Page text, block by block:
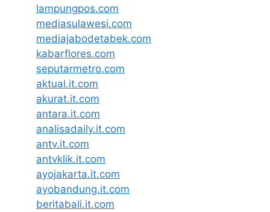
lampungpos.com
mediasulawesi.com
mediajabodetabek.com
kabarflores.com
seputarmetro.com
aktual.it.com
akurat.it.com
antara.it.com
analisadaily.it.com
antv.it.com
antvklik.it.com
ayojakarta.it.com
ayobandung.it.com
beritabali.it.com